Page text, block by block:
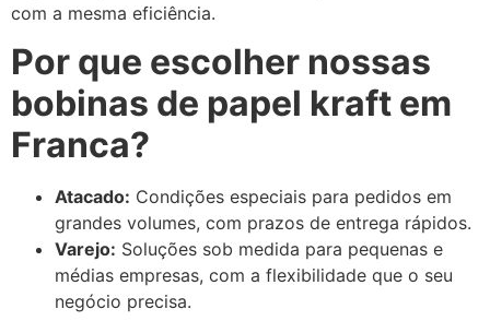
com a mesma eficiência.
Por que escolher nossas
bobinas de papel kraft em
Franca?
Atacado: Condições especiais para pedidos em
grandes volumes, com prazos de entrega rápidos.
Varejo: Soluções sob medida para pequenas e
médias empresas, com a flexibilidade que o seu
negócio precisa.